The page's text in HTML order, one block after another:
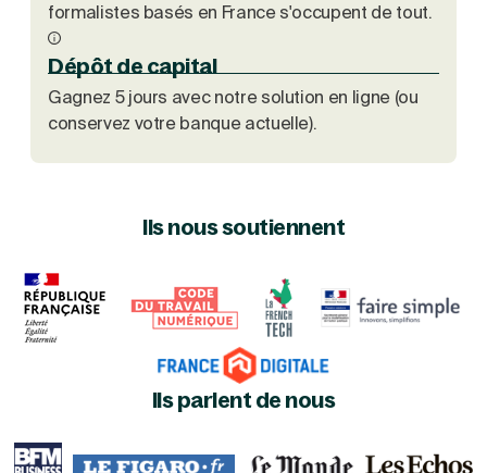
formalistes basés en France s'occupent de tout.
Dépôt de capital
Gagnez 5 jours avec notre solution en ligne (ou
conservez votre banque actuelle).
Ils nous soutiennent
Ils parlent de nous